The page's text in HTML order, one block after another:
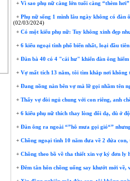
+ Vì sao phụ nữ càng lớn tuổi càng “thèm
+ Phụ nữ sống 1 mình lâu ngày không có
(02/03/2024)
+ Có một kiểu phụ nữ: Tuy không xinh đẹp
+ 6 kiểu ngoại tình phổ biến nhất, loại đầu
+ Đàn bà 40 có 4 "cái hư" khiến đàn ông
+ Vợ mất tích 13 năm, tôi tìm khắp nơi không
+ Đang nồng nàn bên vợ mà lỡ gọi nhầm tên
+ Thấy vợ đòi ngủ chung với con riêng, anh
+ 6 kiểu phụ nữ thích thay lòng đổi dạ, dù ở
+ Đàn ông ra ngoài “”hô mưa gọi gió“”
+ Chồng ngoại tình 10 năm đưa về 2 đứa
+ Chồng theo bồ về tha thiết xin vợ ký đơn ly
+ Đêm tân hôn chồng uống say khướt mới